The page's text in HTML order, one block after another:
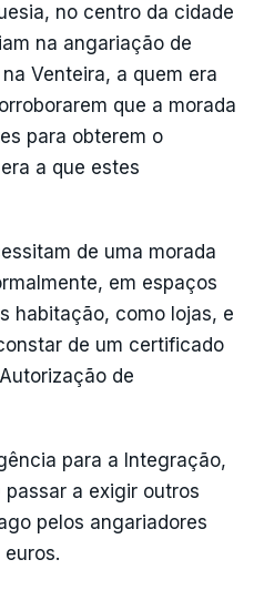
no centro da cidade
na angariação de
Venteira, a quem era
que a morada
para obterem o
a que estes
de uma morada
em espaços
habitação, como lojas, e
de um certificado
de
para a Integração,
a exigir outros
pelos angariadores